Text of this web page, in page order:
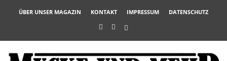
ÜBER UNSER MAGAZIN KONTAKT IMPRESSUM DATENSCHUTZ